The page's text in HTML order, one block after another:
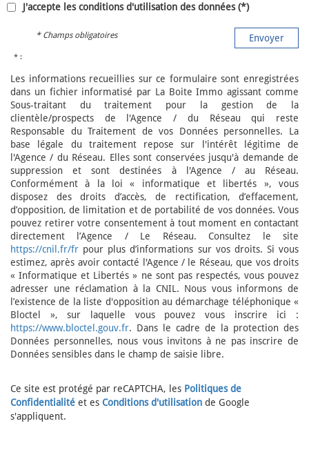
J'accepte les conditions d'utilisation des données (*)
Envoyer
* Champs obligatoires
* :
Les informations recueillies sur ce formulaire sont enregistrées
dans un fichier informatisé par La Boite Immo agissant comme
Sous-traitant du traitement pour la gestion de la
clientèle/prospects de l'Agence / du Réseau qui reste
Responsable du Traitement de vos Données personnelles. La
base légale du traitement repose sur l'intérêt légitime de
l'Agence / du Réseau. Elles sont conservées jusqu'à demande de
suppression et sont destinées à l'Agence / au Réseau.
Conformément à la loi « informatique et libertés », vous
disposez des droits d’accès, de rectification, d’effacement,
d’opposition, de limitation et de portabilité de vos données. Vous
pouvez retirer votre consentement à tout moment en contactant
directement l’Agence / Le Réseau. Consultez le site
https://cnil.fr/fr pour plus d’informations sur vos droits. Si vous
estimez, après avoir contacté l'Agence / le Réseau, que vos droits
« Informatique et Libertés » ne sont pas respectés, vous pouvez
adresser une réclamation à la CNIL. Nous vous informons de
l’existence de la liste d'opposition au démarchage téléphonique «
Bloctel », sur laquelle vous pouvez vous inscrire ici :
https://www.bloctel.gouv.fr. Dans le cadre de la protection des
Données personnelles, nous vous invitons à ne pas inscrire de
Données sensibles dans le champ de saisie libre.
Ce site est protégé par reCAPTCHA, les Politiques de
Confidentialité et es Conditions d'utilisation de Google
s'appliquent.